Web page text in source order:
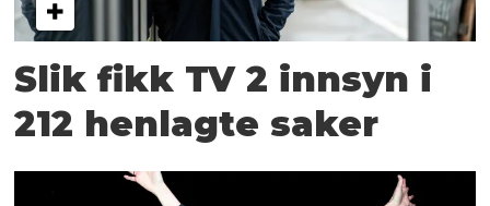
Slik fikk TV 2 innsyn i
212 henlagte saker